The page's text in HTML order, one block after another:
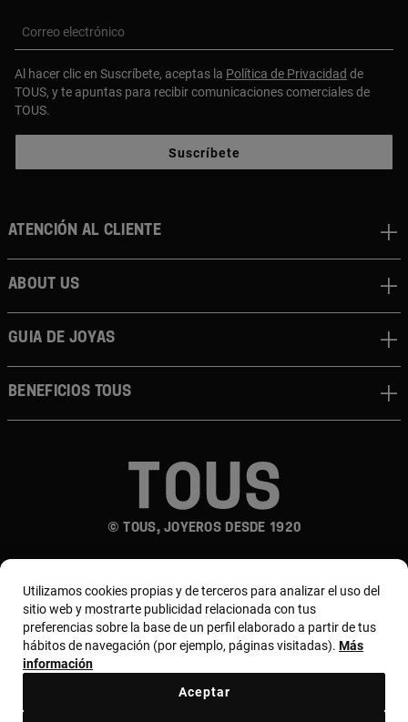
Correo electrónico
Al hacer clic en Suscríbete, aceptas la Política de Privacidad de
TOUS, y te apuntas para recibir comunicaciones comerciales de
TOUS.
Suscríbete
© TOUS, JOYEROS DESDE 1920
Atención al cliente
About us
Guia de joyas
Beneficios TOUS
País y moneda:
Euro
Utilizamos cookies propias y de terceros para analizar el uso del
sitio web y mostrarte publicidad relacionada con tus
preferencias sobre la base de un perfil elaborado a partir de tus
hábitos de navegación (por ejemplo, páginas visitadas). Más
información
Aceptar